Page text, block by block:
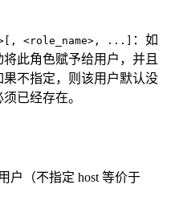
<role_name>, ...]
：如
此角色赋予给用户，并且
不指定，则该用户默认没
已经存在。
户（不指定 host 等价于